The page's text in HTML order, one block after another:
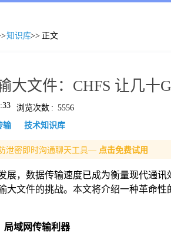
知识库>> 正文
大文件：CHFS 让几十
浏览次数 : 5556
输 技术知识库
泄密即时沟通聊天工具— 点击免费试用
展，数据传输速度已成为衡量现代通
大文件的挑战。本文将介绍一种革命
局域网传输利器